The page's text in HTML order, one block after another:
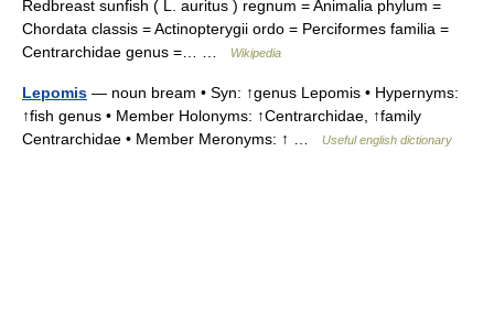
Redbreast sunfish ( L. auritus ) regnum = Animalia phylum =
Chordata classis = Actinopterygii ordo = Perciformes familia =
Centrarchidae genus =… …
Wikipedia
Lepomis — noun bream • Syn: ↑genus Lepomis • Hypernyms:
↑fish genus • Member Holonyms: ↑Centrarchidae, ↑family
Centrarchidae • Member Meronyms: ↑ …
Useful english dictionary